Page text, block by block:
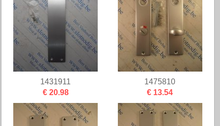
1431911
€ 20.98
1475810
€ 13.54